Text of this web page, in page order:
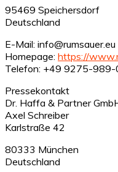
95469 Speichersdorf
Deutschland
E-Mail: info@rumsauer.eu
Homepage: https://
Telefon: +49 9275-989-
Pressekontakt
Dr. Haffa & Partner
Axel Schreiber
Karlstraße 42
80333 München
Deutschland